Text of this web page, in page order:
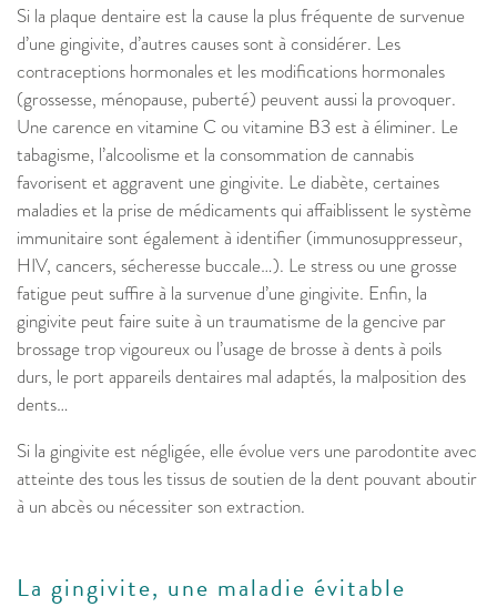
Si la plaque dentaire est la cause la plus fréquente de survenue
d’une gingivite, d’autres causes sont à considérer. Les
contraceptions hormonales et les modifications hormonales
(grossesse, ménopause, puberté) peuvent aussi la provoquer.
Une carence en vitamine C ou vitamine B3 est à éliminer. Le
tabagisme, l’alcoolisme et la consommation de cannabis
favorisent et aggravent une gingivite. Le diabète, certaines
maladies et la prise de médicaments qui affaiblissent le système
immunitaire sont également à identifier (immunosuppresseur,
HIV, cancers, sécheresse buccale…). Le stress ou une grosse
fatigue peut suffire à la survenue d’une gingivite. Enfin, la
gingivite peut faire suite à un traumatisme de la gencive par
brossage trop vigoureux ou l’usage de brosse à dents à poils
durs, le port appareils dentaires mal adaptés, la malposition des
dents…
Si la gingivite est négligée, elle évolue vers une parodontite avec
atteinte des tous les tissus de soutien de la dent pouvant aboutir
à un abcès ou nécessiter son extraction.
La gingivite, une maladie évitable